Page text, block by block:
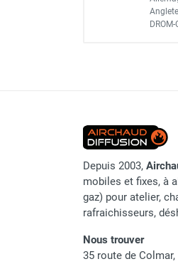
Chaudière fixe à
(détente directe)
Chauffage mobile
gaz
Chauffage mobile
Chauffage
Chauffage haute
étuvage industriel
punaises de lit
Depuis 2003,
mobiles et fixes, à
gaz) pour atelier,
rafraichisseurs,
Nous trouver
35 route de